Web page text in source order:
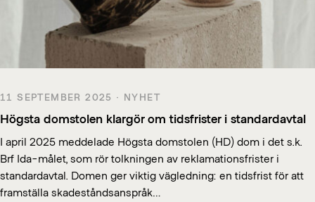
11 SEPTEMBER 2025 · NYHET
Högsta domstolen klargör om tidsfrister i standardavtal
I april 2025 meddelade Högsta domstolen (HD) dom i det s.k.
Brf Ida-målet, som rör tolkningen av reklamationsfrister i
standardavtal. Domen ger viktig vägledning: en tidsfrist för att
framställa skadeståndsanspråk…